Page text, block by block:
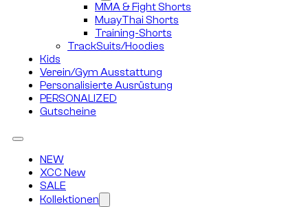
MMA & Fight Shorts
MuayThai Shorts
Training-Shorts
TrackSuits/Hoodies
Kids
Verein/Gym Ausstattung
Personalisierte Ausrüstung
PERSONALIZED
Gutscheine
NEW
XCC New
SALE
Kollektionen